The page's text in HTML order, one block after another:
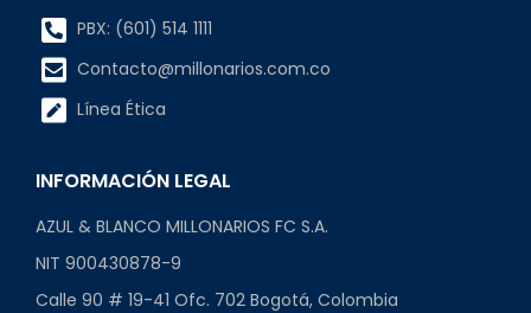
PBX: (601) 514 1111
Contacto@millonarios.com.co
Línea Ética
INFORMACIÓN LEGAL
AZUL & BLANCO MILLONARIOS FC S.A.
NIT 900430878-9
Calle 90 # 19-41 Ofc. 702 Bogotá, Colombia